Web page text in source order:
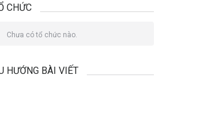
CHỨC
Chưa có tổ chức nào.
HƯỚNG BÀI VIẾT